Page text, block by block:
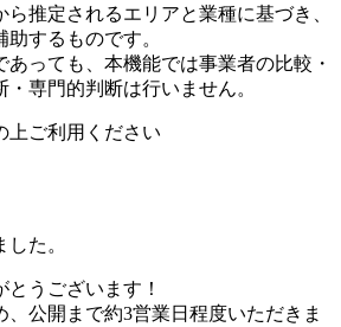
推定されるエリアと業種に基づき、
するものです。
あっても、本機能では事業者の比較・
専門的判断は行いません。
上ご利用ください
た。
うございます！
公開まで約3営業日程度いただきま